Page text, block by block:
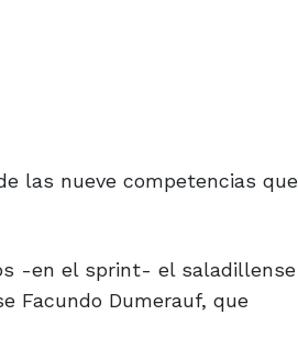
las nueve competencias que
-en el sprint- el saladillense
Facundo Dumerauf, que